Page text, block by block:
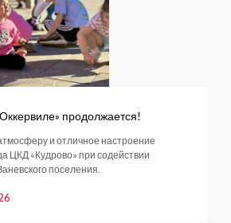
продолжается!
и отличное настроение
ЦКД «Кудрово» при содействии
поселения.